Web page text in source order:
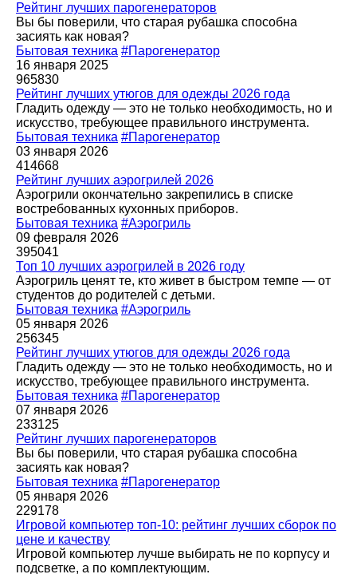
Рейтинг лучших парогенераторов
Вы бы поверили, что старая рубашка способна
засиять как новая?
Бытовая техника #Парогенератор
16 января 2025
965830
Рейтинг лучших утюгов для одежды 2026 года
Гладить одежду — это не только необходимость, но и
искусство, требующее правильного инструмента.
Бытовая техника #Парогенератор
03 января 2026
414668
Рейтинг лучших аэрогрилей 2026
Аэрогрили окончательно закрепились в списке
востребованных кухонных приборов.
Бытовая техника #Аэрогриль
09 февраля 2026
395041
Топ 10 лучших аэрогрилей в 2026 году
Аэрогриль ценят те, кто живет в быстром темпе — от
студентов до родителей с детьми.
Бытовая техника #Аэрогриль
05 января 2026
256345
Рейтинг лучших утюгов для одежды 2026 года
Гладить одежду — это не только необходимость, но и
искусство, требующее правильного инструмента.
Бытовая техника #Парогенератор
07 января 2026
233125
Рейтинг лучших парогенераторов
Вы бы поверили, что старая рубашка способна
засиять как новая?
Бытовая техника #Парогенератор
05 января 2026
229178
Игровой компьютер топ-10: рейтинг лучших сборок по
цене и качеству
Игровой компьютер лучше выбирать не по корпусу и
подсветке, а по комплектующим.